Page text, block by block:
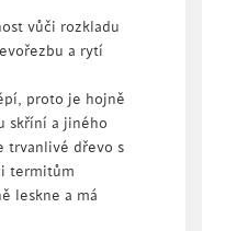
vůči rozkladu
a rytí
proto je hojně
skříní a jiného
trvanlivé dřevo s
termitům
leskne a má